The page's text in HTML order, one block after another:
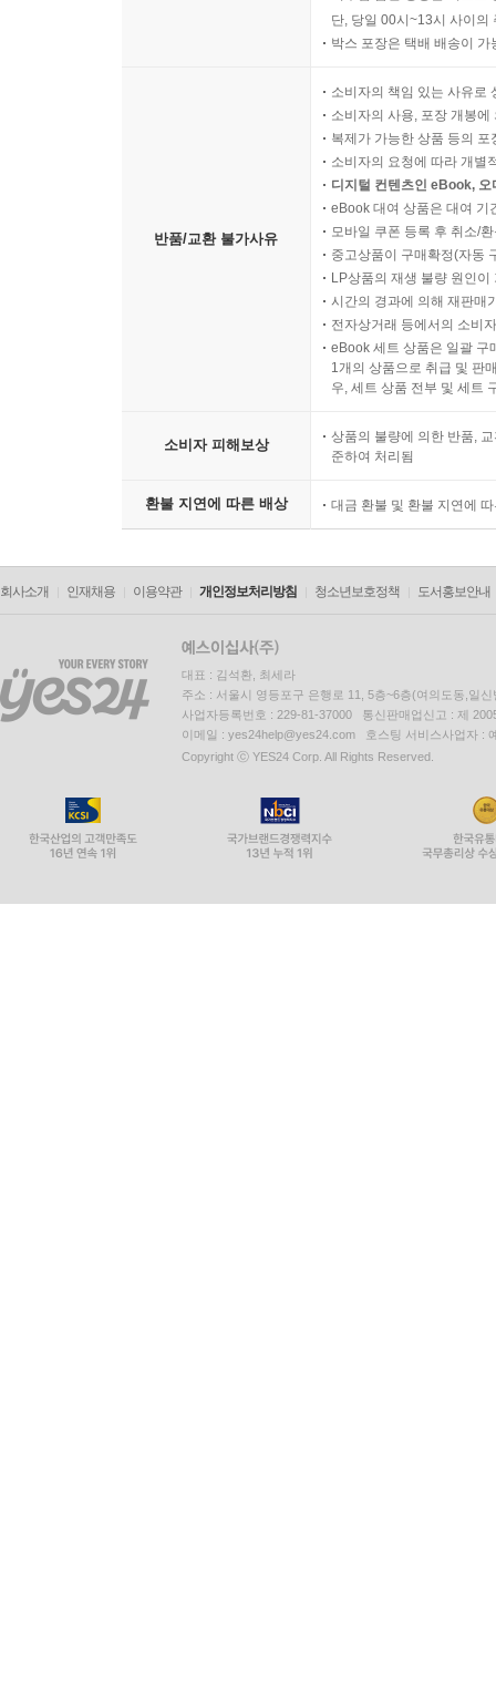
단, 당일 00시~13시 사이의
박스 포장은 택배 배송이
반품/교환 불가사유
소비자의 책임 있는 사유로
소비자의 사용, 포장 개봉
복제가 가능한 상품 등의
소비자의 요청에 따라 개별
디지털 컨텐츠인 eBook,
eBook 대여 상품은 대여 기
모바일 쿠폰 등록 후 취소/
중고상품이 구매확정(자동
LP상품의 재생 불량 원인
시간의 경과에 의해 재판매
전자상거래 등에서의 소비
eBook 세트 상품은 일괄 구
1개의 상품으로 취급 및 판
우, 세트 상품 전부 및 세트
소비자 피해보상
상품의 불량에 의한 반품,
준하여 처리됨
환불 지연에 따른 배상 대금 환불 및 환불 지연에
회사소개 인재채용 이용약관 개인정보처리방침 청소년보호정책 도서홍보안내
대표 : 김석환, 최세라
주소 : 서울시 영등포구 은행로 11, 5층~6층(여의도동,일신
사업자등록번호 : 229-81-37000 통신판매업신고 : 제
이메일 : yes24help@yes24.com 호스팅 서비스사업자 :
Copyright ⓒ YES24 Corp. All Rights Reserved.